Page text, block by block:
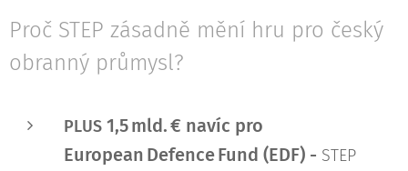
Proč STEP zásadně mění hru pro český
obranný průmysl?
PLUS 1,5 mld. € navíc pro
European Defence Fund (EDF) - STEP